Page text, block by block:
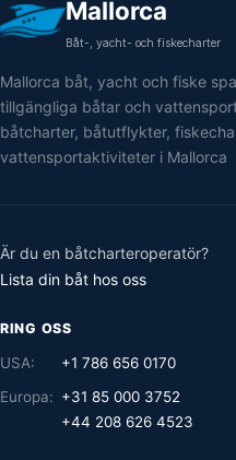
Mallorca
Båt-, yacht- och fiskecharter
Mallorca båt, yacht och fiske
tillgängliga båtar och
båtcharter, båtutflykter,
vattensportaktiviteter i Mallorca
Är du en båtcharteroperatör?
Lista din båt hos oss
RING OSS
USA:
+1 786 656 0170
Europa: +31 85 000 3752
+44 208 626 4523